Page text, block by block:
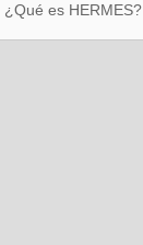
¿Qué es HERMES?